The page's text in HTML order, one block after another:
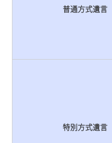
普通方式遺言
特別方式遺言